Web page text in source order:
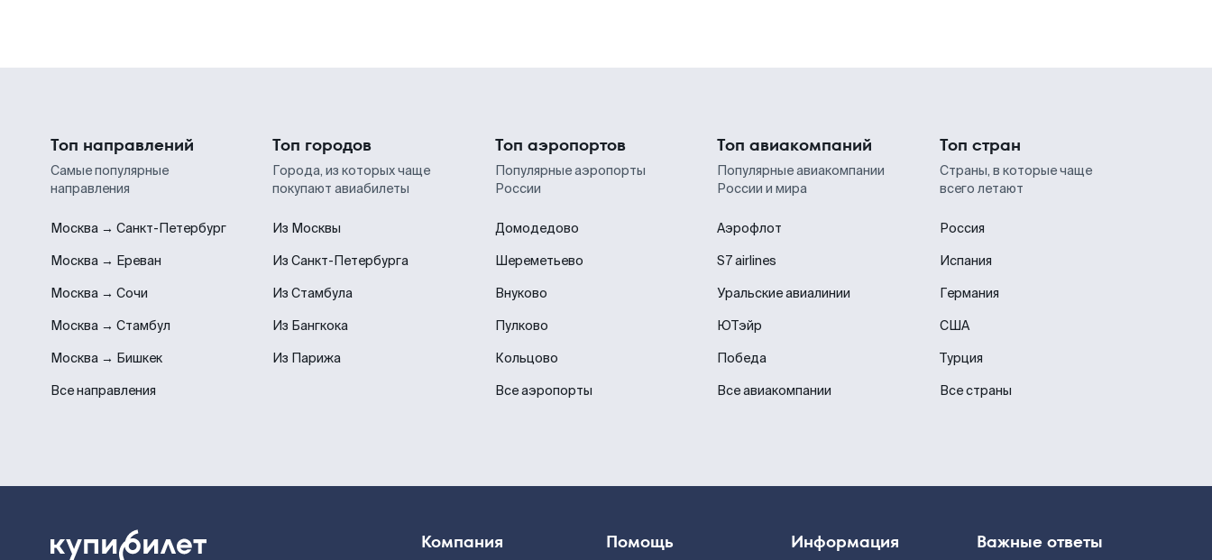
Топ направлений
Самые популярные
направления
Москва → Санкт-Петербург
Москва → Ереван
Москва → Сочи
Москва → Стамбул
Москва → Бишкек
Все направления
Топ городов
Города, из которых чаще
покупают авиабилеты
Из Москвы
Из Санкт-Петербурга
Из Стамбула
Из Бангкока
Из Парижа
Топ аэропортов
Популярные аэропорты
России
Домодедово
Шереметьево
Внуково
Пулково
Кольцово
Все аэропорты
Топ авиакомпаний
Популярные авиакомпании
России и мира
Аэрофлот
S7 airlines
Уральские авиалинии
ЮТэйр
Победа
Все авиакомпании
Топ стран
Страны, в которые чаще
всего летают
Россия
Испания
Германия
США
Турция
Все страны
Компания Помощь Информация Важные ответы